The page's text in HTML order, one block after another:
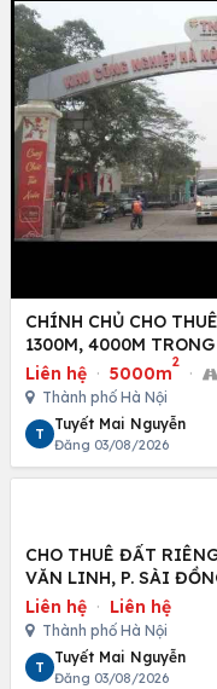
CHÍNH CHỦ CHO
1300M, 4000M
HÀ NỘI
Liên hệ · 5000m
2
·
Thành phố Hà Nội
T
Tuyết Mai Nguyễn
Đăng 03/08/2026
CHO THUÊ ĐẤT
VĂN LINH, P. SÀI
Liên hệ · Liên hệ
Thành phố Hà Nội
T
Tuyết Mai Nguyễn
Đăng 03/08/2026